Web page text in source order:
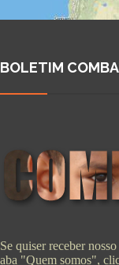
BOLETIM
Se quiser receber
aba "Quem somos",